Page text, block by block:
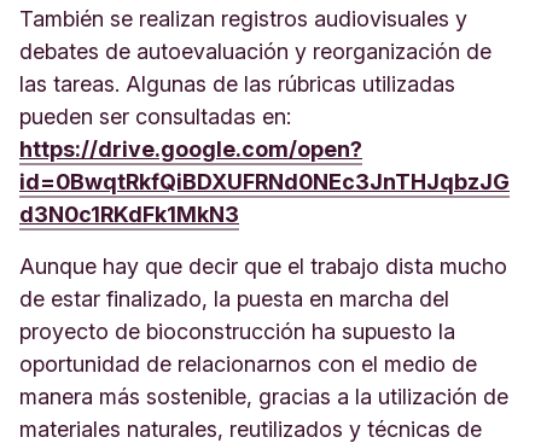
También se realizan registros audiovisuales y
debates de autoevaluación y reorganización de
las tareas. Algunas de las rúbricas utilizadas
pueden ser consultadas en:
https://drive.google.com/open?
id=0BwqtRkfQiBDXUFRNd0NEc3JnTHJqbzJG
d3N0c1RKdFk1MkN3
Aunque hay que decir que el trabajo dista mucho
de estar finalizado, la puesta en marcha del
proyecto de bioconstrucción ha supuesto la
oportunidad de relacionarnos con el medio de
manera más sostenible, gracias a la utilización de
materiales naturales, reutilizados y técnicas de